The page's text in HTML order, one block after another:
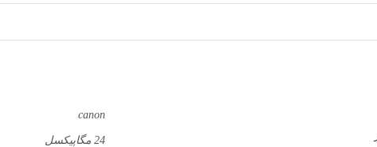
canon
24 مگاپیکسل